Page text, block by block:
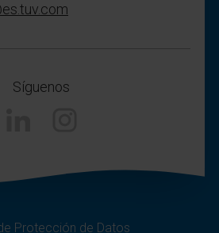
Síguenos
Protección de Datos